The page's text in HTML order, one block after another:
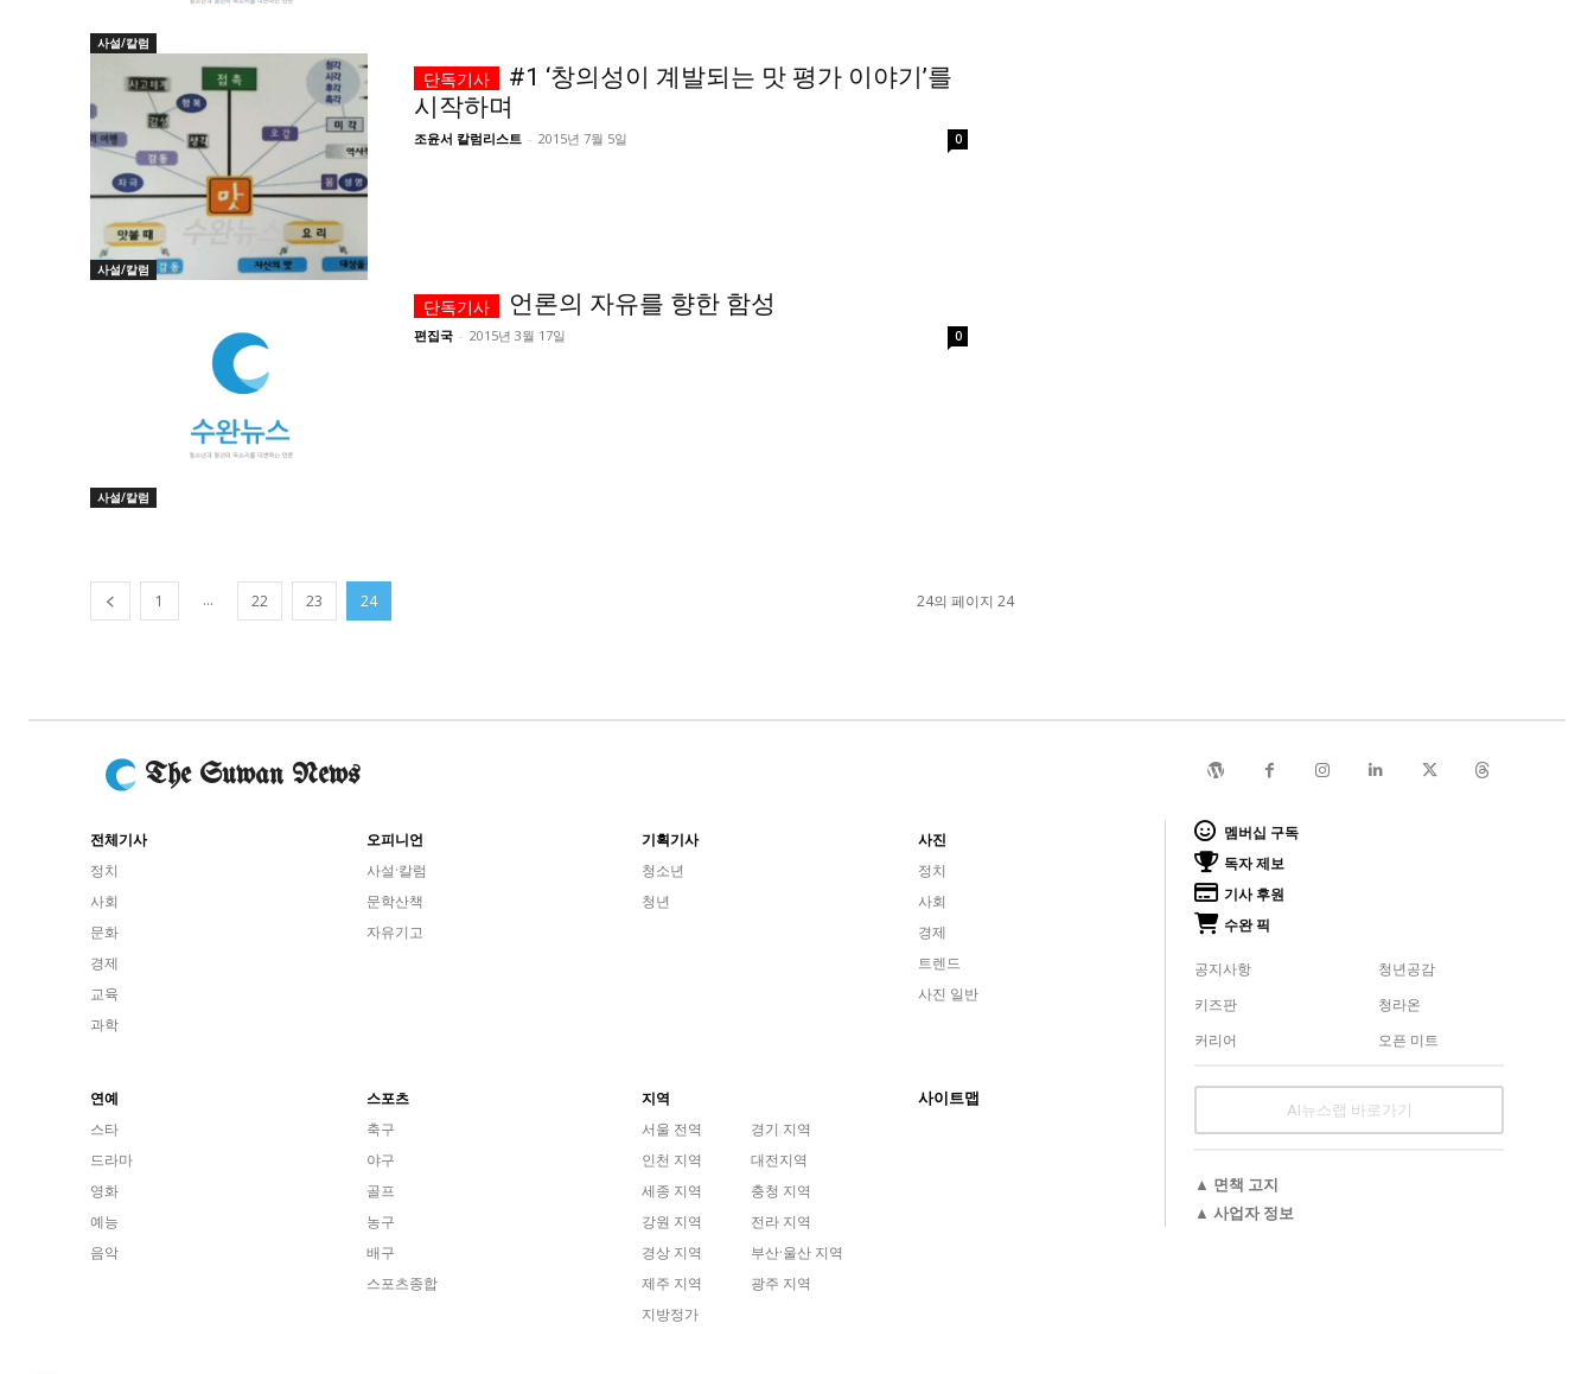
사설/칼럼
사설/칼럼
#1 ‘창의성이 계발되는 맛 평가 이야기’를
시작하며
조윤서 칼럼리스트 - 2015년 7월 5일 0
사설/칼럼
언론의 자유를 향한 함성
편집국 - 2015년 3월 17일 0
1 ... 22 23 24 24의 페이지 24
The Suwan News
전체기사
정치
사회
문화
경제
교육
과학
오피니언
사설·칼럼
문학산책
자유기고
기획기사
청소년
청년
사진
정치
사회
경제
트렌드
사진 일반
연예
스타
드라마
영화
예능
음악
스포츠
축구
야구
골프
농구
배구
스포츠종합
지역
서울 전역
경기 지역
인천 지역
대전지역
세종 지역
충청 지역
강원 지역
전라 지역
경상 지역
부산·울산 지역
제주 지역
광주 지역
지방정가
사이트맵
멤버십 구독
독자 제보
기사 후원
수완 픽
공지사항
키즈판
커리어
청년공감
청라온
오픈 미트
AI뉴스랩 바로가기
▲ 면책 고지
▲ 사업자 정보